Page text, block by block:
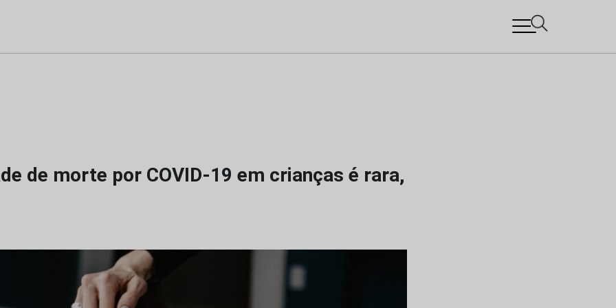
de morte por COVID-19 em crianças é rara,